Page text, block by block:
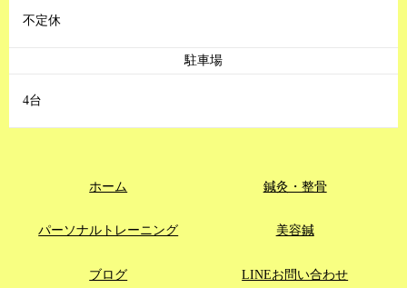
不定休
駐車場
4台
ホーム 鍼灸・整骨
パーソナルトレーニング 美容鍼
ブログ LINEお問い合わせ